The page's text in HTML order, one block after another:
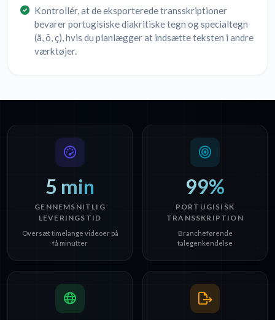
Kontrollér, at de eksporterede transskriptioner
bevarer portugisiske diakritiske tegn og specialtegn
(ã, õ, ç), hvis du planlægger at indsætte teksten i andre
værktøjer.
5 min
GENNEMSNITLIG
LEVERINGSTID
Oversæt timelange videoer på
få minutter
99%
PORTUGISISK
TRANSSKRIPTION
Brancheførende
talegenkendelse